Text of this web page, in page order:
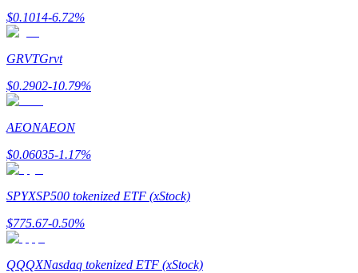
學習理財
了解如何賺取穩定收入
Bitrue AI
$0.1014-6.72%
GRVTGrvt
$0.2902-10.79%
AEONAEON
$0.06035-1.17%
SPYXSP500 tokenized ETF (xStock)
$775.67-0.50%
QQQXNasdaq tokenized ETF (xStock)